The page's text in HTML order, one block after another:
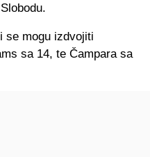
se mogu izdvojiti
sa 14, te Čampara sa